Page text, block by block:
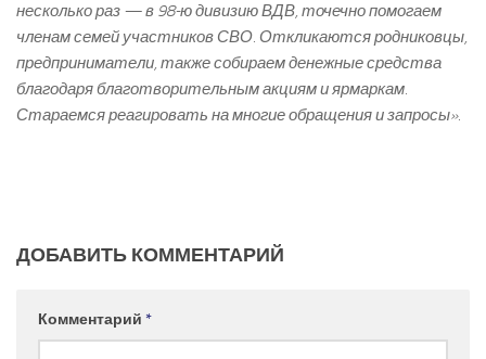
несколько раз — в 98-ю дивизию ВДВ, точечно помогаем
членам семей участников СВО. Откликаются родниковцы,
предприниматели, также собираем денежные средства
благодаря благотворительным акциям и ярмаркам.
Стараемся реагировать на многие обращения и запросы».
ДОБАВИТЬ КОММЕНТАРИЙ
Комментарий *